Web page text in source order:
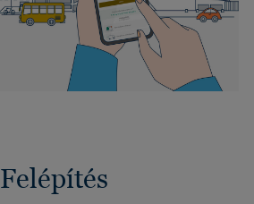
Felépítés